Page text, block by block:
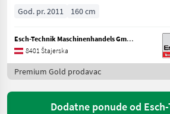
God. pr. 2011 160 cm
Esch-Technik Maschinenhandels GmbH, Vertriebszentrum Süd
8401 Štajerska
Premium Gold prodavac
Dodatne ponude od